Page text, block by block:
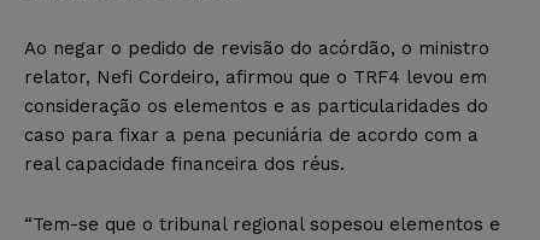
Ao negar o pedido de revisão do acórdão, o ministro
relator, Nefi Cordeiro, afirmou que o TRF4 levou em
consideração os elementos e as particularidades do
caso para fixar a pena pecuniária de acordo com a
real capacidade financeira dos réus.
“Tem-se que o tribunal regional sopesou elementos e